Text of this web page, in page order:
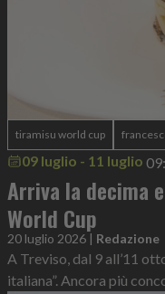
tiramisu world cup
09 luglio - 11 luglio
Arriva la decima
World Cup
20 luglio 2026 | Redazione
A Treviso, dal 9 all’11
italiana”. Ancora più